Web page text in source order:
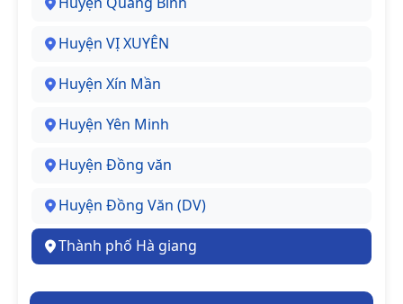
Huyện VỊ XUYÊN
Huyện Xín Mần
Huyện Yên Minh
Huyện Đồng văn
Huyện Đồng Văn (DV)
Thành phố Hà giang